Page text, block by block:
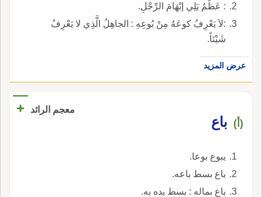
: عَظْمٌ يَلِي إبْهَامَ الرِّجْلِ.
:لاَ يَعْرِفُ كوعَهُ مِنْ بُوعِهِ : الجاهِلُ الَّذِي لا يَعْرِفُ
شَيْئاً.
عرض المزيد
معجم الرائد +
(أ) باع
يبوع بوعا.
باع بسط باعه.
باع بماله : بسط يده به.